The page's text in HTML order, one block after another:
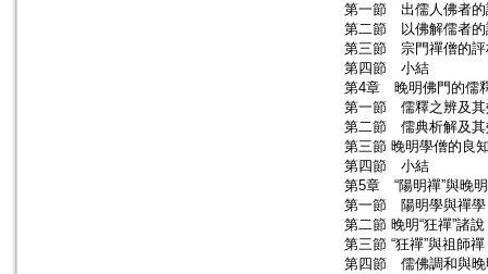
第一節 出儒人佛者的
第二節 以佛解儒者的
第三節 宗門禪僧的評
第四節 小結
第4章 晚明佛門的儒
第一節 儒釋之辨及其
第二節 儒典析解及其
第三節 晚明學僧的良
第四節 小結
第5章 “陽明禪”與晚
第一節 陽明學與禪學
第二節 晚明“狂禪”諸說
第三節 “狂禪”與祖師禪
第四節 儒佛調和與晚